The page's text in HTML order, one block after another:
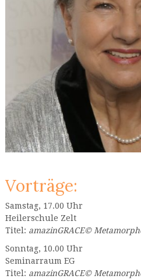
Vorträge:
Samstag, 17.00 Uhr
Heilerschule Zelt
Titel: amazinGRACE©
Sonntag, 10.00 Uhr
Seminarraum EG
Titel: amazinGRACE©